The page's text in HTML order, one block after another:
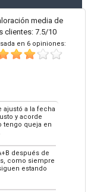
media de
clientes: 7.5/10
en 6 opiniones:
ajustó a la fecha
y acorde
tengo queja en
después de
como siempre
estando